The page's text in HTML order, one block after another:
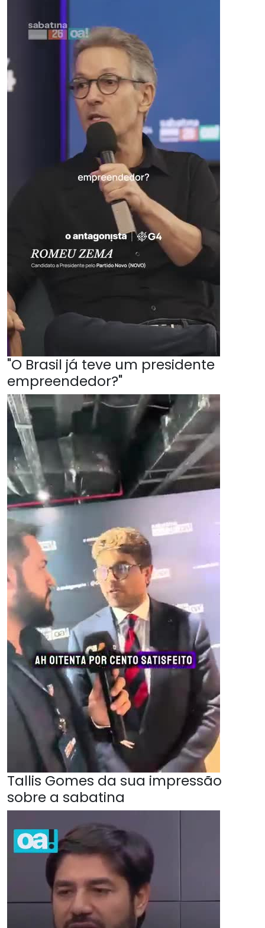
"O Brasil já teve um presidente
empreendedor?"
Tallis Gomes da sua impressão
sobre a sabatina